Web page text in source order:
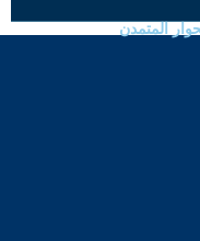
المتمدن